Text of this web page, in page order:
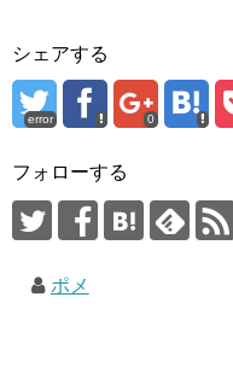
シェアする
error 0
フォローする
ポメ